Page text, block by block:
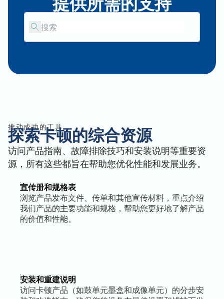
推动成功的工具
探索卡顿的综合资源
访问产品指南、故障排除技巧和安装说明等重要资
源，所有这些都旨在帮助您优化性能和发展业务。
宣传册和规格表
浏览产品发布文件、传单和其他宣传材料，重点介绍
我们产品的主要功能和规格，帮助您更好地了解产品
的价值和性能。
安装和重建说明
访问卡顿产品（如鼓单元墨盒和成像单元）的分步安